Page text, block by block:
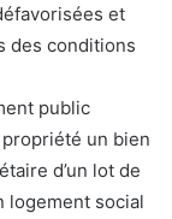
et
des conditions
public
un bien
d’un lot de
logement social